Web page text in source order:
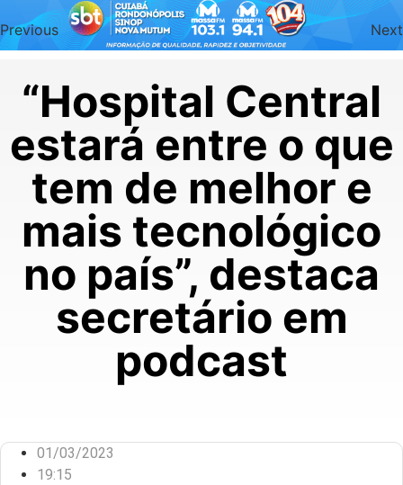
Previous Next
“Hospital Central
estará entre o que
tem de melhor e
mais tecnológico
no país”, destaca
secretário em
podcast
01/03/2023
19:15